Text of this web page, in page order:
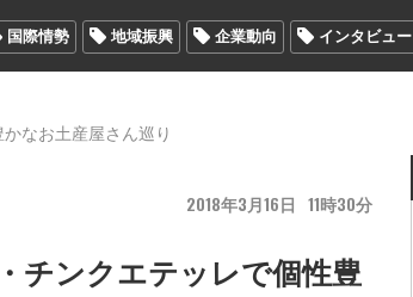
国際情勢 地域振興 企業動向 インタビュー
なお土産屋さん巡り
2018 3 16 11 30
チンクエテッレで個性豊